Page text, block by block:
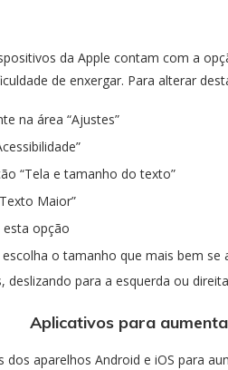
da Apple contam com a
de enxergar. Para alterar
na área “Ajustes”
“Tela e tamanho do texto”
Maior”
esta opção
o tamanho que mais bem
deslizando para a esquerda ou
Aplicativos para
dos aparelhos Android e iOS para